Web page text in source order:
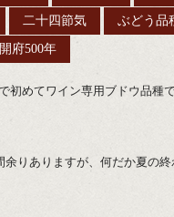
二十四節気 ぶどう品
府500年
初めてワイン専用ブドウ品種
りありますが、何だか夏の終